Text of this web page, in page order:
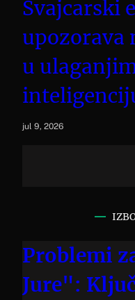
Švajcarski
upozorava
u
jul 9, 2026
Problemi
Jure":